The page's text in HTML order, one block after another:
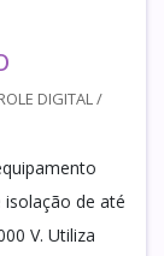
DIGITAL /
de até
V. Utiliza